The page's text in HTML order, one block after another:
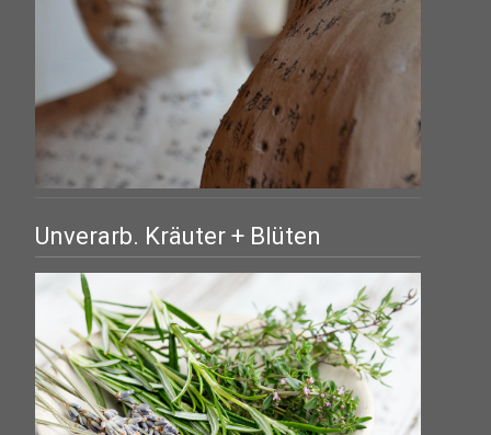
Unverarb. Kräuter + Blüten